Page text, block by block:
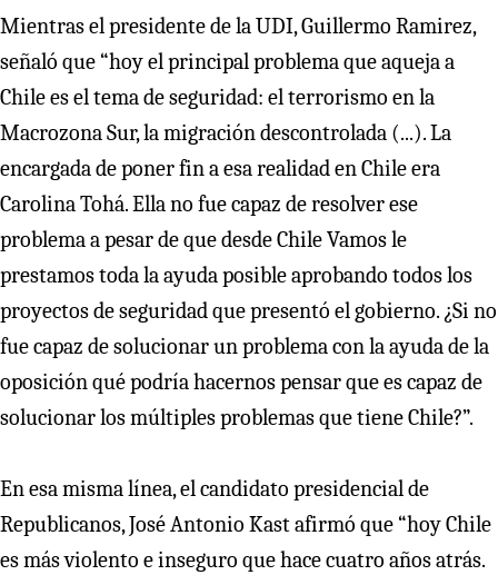
Mientras el presidente de la UDI, Guillermo Ramirez,
señaló que “hoy el principal problema que aqueja a
Chile es el tema de seguridad: el terrorismo en la
Macrozona Sur, la migración descontrolada (...). La
encargada de poner fin a esa realidad en Chile era
Carolina Tohá. Ella no fue capaz de resolver ese
problema a pesar de que desde Chile Vamos le
prestamos toda la ayuda posible aprobando todos los
proyectos de seguridad que presentó el gobierno. ¿Si no
fue capaz de solucionar un problema con la ayuda de la
oposición qué podría hacernos pensar que es capaz de
solucionar los múltiples problemas que tiene Chile?”.
En esa misma línea, el candidato presidencial de
Republicanos, José Antonio Kast afirmó que “hoy Chile
es más violento e inseguro que hace cuatro años atrás.